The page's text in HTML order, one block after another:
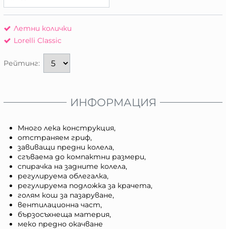
Летни колички
Lorelli Classic
Рейтинг:
ИНФОРМАЦИЯ
Много лека конструкция,
отстраняем гриф,
завиващи предни колела,
сгъваема до компактни размери,
спирачка на задните колела,
регулируема облегалка,
регулируема подложка за крачета,
голям кош за пазаруване,
вентилационна част,
бързосъхнеща материя,
меко предно окачване